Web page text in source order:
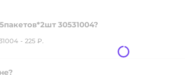
30531004?
- 225 ₽.